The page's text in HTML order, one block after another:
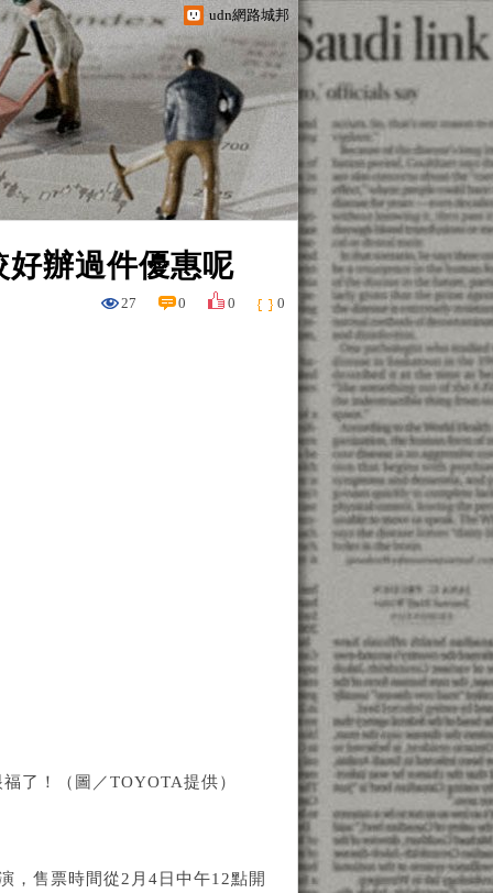
udn網路城邦
辦過件優惠呢
27 0 0 0
了！（圖／TOYOTA提供）
，售票時間從2月4日中午12點開